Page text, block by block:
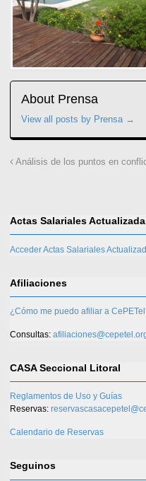
About Prensa
View all posts by Prensa →
Análisis de los puntos en
Actas Salariales
Acceder Actas Salariales
Afiliaciones
¿Cómo me puedo afiliar a
Consultas:
CASA Seccional Litoral
Reglamentos de Uso y Guías
Reservas:
Calendario de Reservas
Seguinos